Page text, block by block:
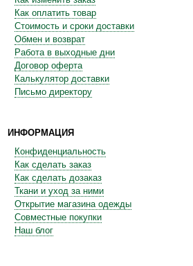
Как оплатить товар
Стоимость и сроки доставки
Обмен и возврат
Работа в выходные дни
Договор оферта
Калькулятор доставки
Письмо директору
ИНФОРМАЦИЯ
Конфиденциальность
Как сделать заказ
Как сделать дозаказ
Ткани и уход за ними
Открытие магазина одежды
Совместные покупки
Наш блог